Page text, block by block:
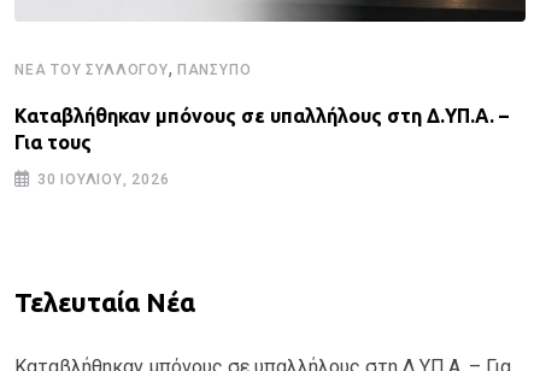
ΝΈΑ ΤΟΥ ΣΥΛΛΌΓΟΥ, ΠΑΝΣΥΠΟ
Καταβλήθηκαν μπόνους σε υπαλλήλους στη Δ.ΥΠ.Α. –
Για τους
30 ΙΟΥΛΊΟΥ, 2026
Τελευταία Νέα
Καταβλήθηκαν μπόνους σε υπαλλήλους στη Δ.ΥΠ.Α. – Για